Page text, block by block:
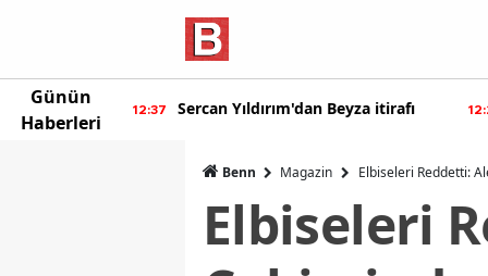
Günün
Haberleri
yeni 12:37 Sercan Yıldırım'dan Beyza itirafı
Benn Magazin Elbiseleri Reddetti:
Elbiseleri